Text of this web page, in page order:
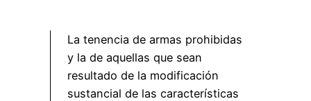
La tenencia de armas prohibidas
y la de aquellas que sean
resultado de la modificación
sustancial de las características